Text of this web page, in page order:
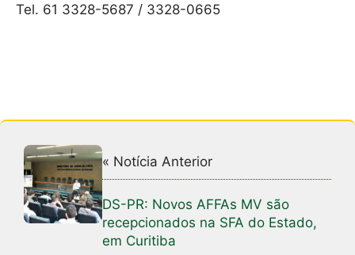
Tel. 61 3328-5687 / 3328-0665
« Notícia Anterior
DS-PR: Novos AFFAs MV são
recepcionados na SFA do Estado,
em Curitiba